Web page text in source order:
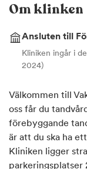
Om klinken
Ansluten till
Kliniken ingår i
2024)
Välkommen till
oss får du
förebyggande
är att du ska ha
Kliniken ligger